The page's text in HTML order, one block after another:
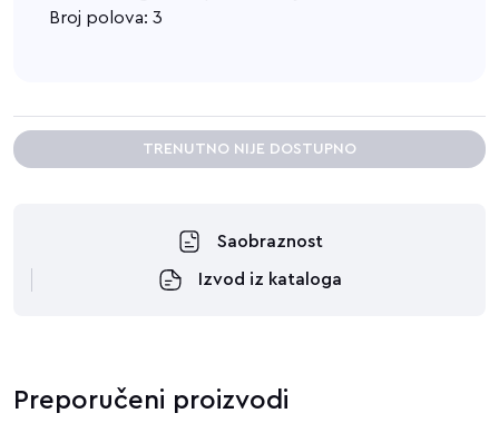
Broj polova: 3
TRENUTNO NIJE DOSTUPNO
Saobraznost
Izvod iz kataloga
Preporučeni proizvodi